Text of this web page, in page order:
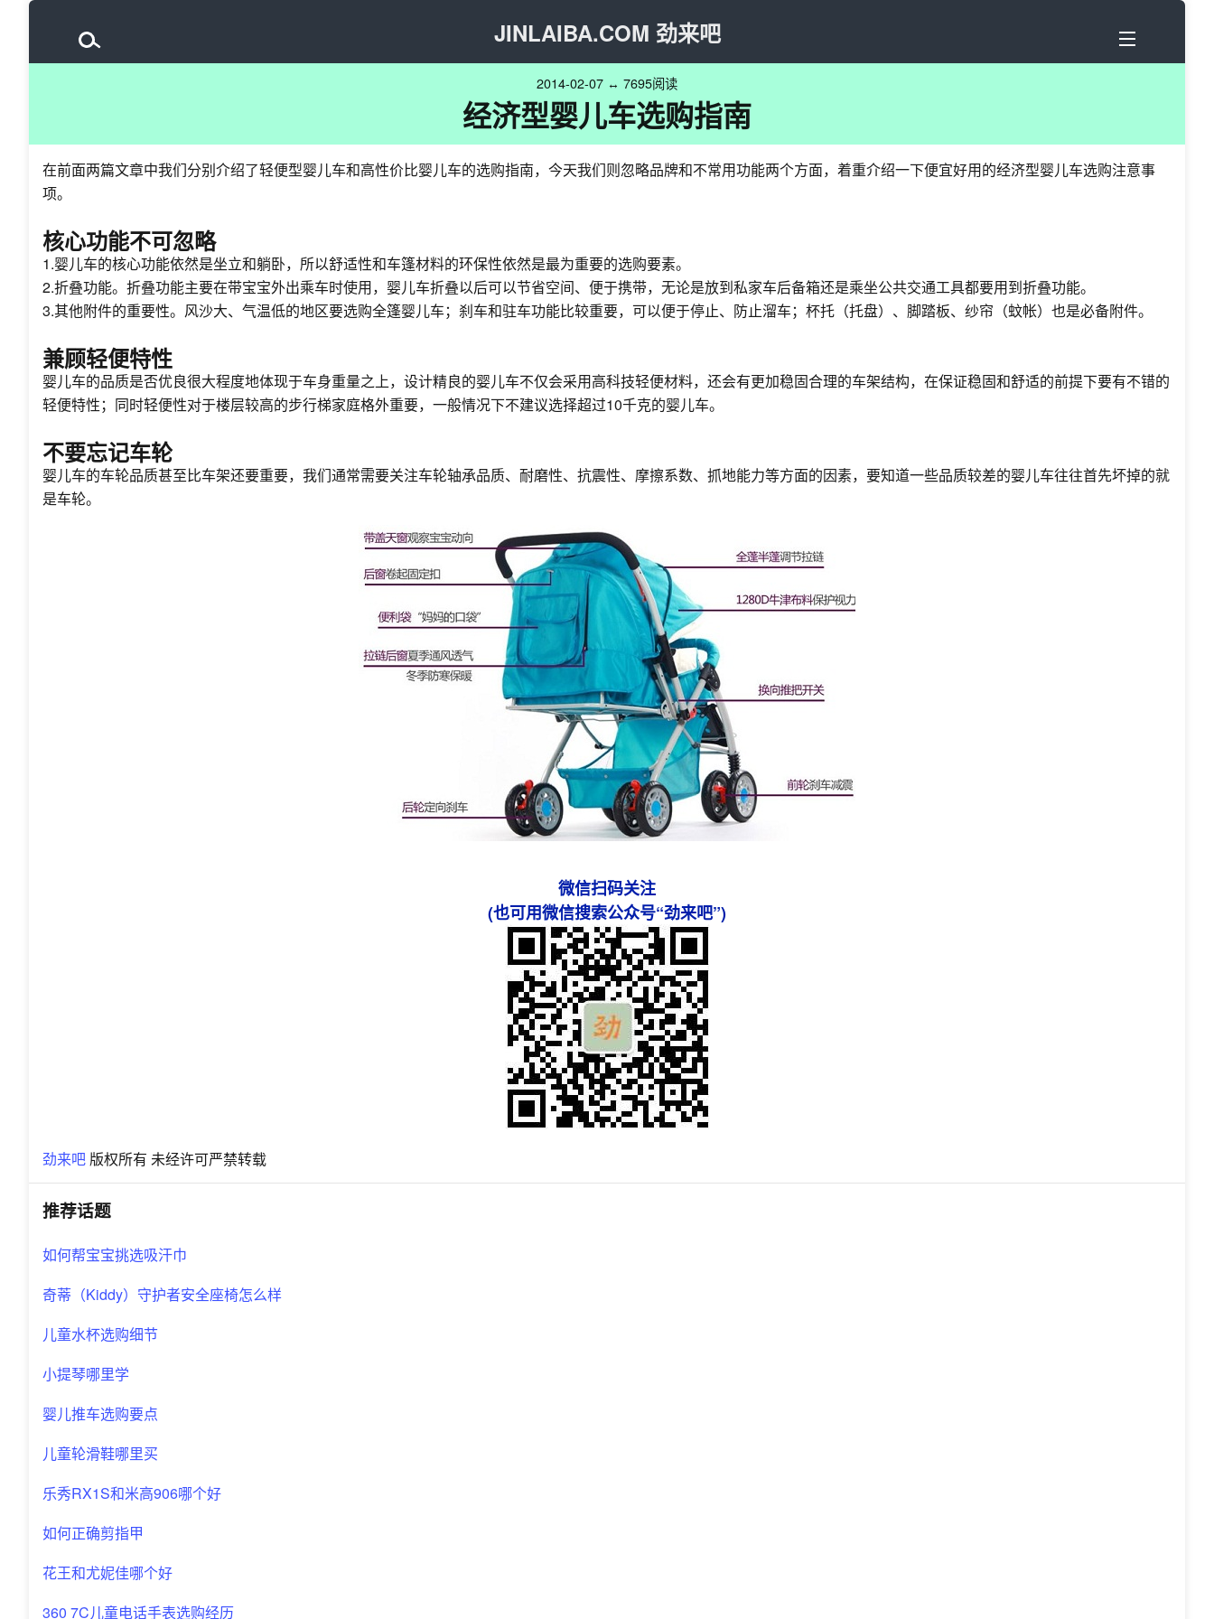
JINLAIBA.COM 劲来吧
2014-02-07 ↔ 7695阅读
经济型婴儿车选购指南
在前面两篇文章中我们分别介绍了轻便型婴儿车和高性价比婴儿车的选购指南，今天我们则忽略品牌和不常用功能两个方面，着重介绍一下便宜好用的经济型婴儿车选购注意事
项。
核心功能不可忽略
1.婴儿车的核心功能依然是坐立和躺卧，所以舒适性和车篷材料的环保性依然是最为重要的选购要素。
2.折叠功能。折叠功能主要在带宝宝外出乘车时使用，婴儿车折叠以后可以节省空间、便于携带，无论是放到私家车后备箱还是乘坐公共交通工具都要用到折叠功能。
3.其他附件的重要性。风沙大、气温低的地区要选购全篷婴儿车；刹车和驻车功能比较重要，可以便于停止、防止溜车；杯托（托盘）、脚踏板、纱帘（蚊帐）也是必备附件。
兼顾轻便特性
婴儿车的品质是否优良很大程度地体现于车身重量之上，设计精良的婴儿车不仅会采用高科技轻便材料，还会有更加稳固合理的车架结构，在保证稳固和舒适的前提下要有不错的
轻便特性；同时轻便性对于楼层较高的步行梯家庭格外重要，一般情况下不建议选择超过10千克的婴儿车。
不要忘记车轮
婴儿车的车轮品质甚至比车架还要重要，我们通常需要关注车轮轴承品质、耐磨性、抗震性、摩擦系数、抓地能力等方面的因素，要知道一些品质较差的婴儿车往往首先坏掉的就
是车轮。
微信扫码关注
(也可用微信搜索公众号“劲来吧”)
劲来吧 版权所有 未经许可严禁转载
推荐话题
如何帮宝宝挑选吸汗巾
奇蒂（Kiddy）守护者安全座椅怎么样
儿童水杯选购细节
小提琴哪里学
婴儿推车选购要点
儿童轮滑鞋哪里买
乐秀RX1S和米高906哪个好
如何正确剪指甲
花王和尤妮佳哪个好
360 7C儿童电话手表选购经历